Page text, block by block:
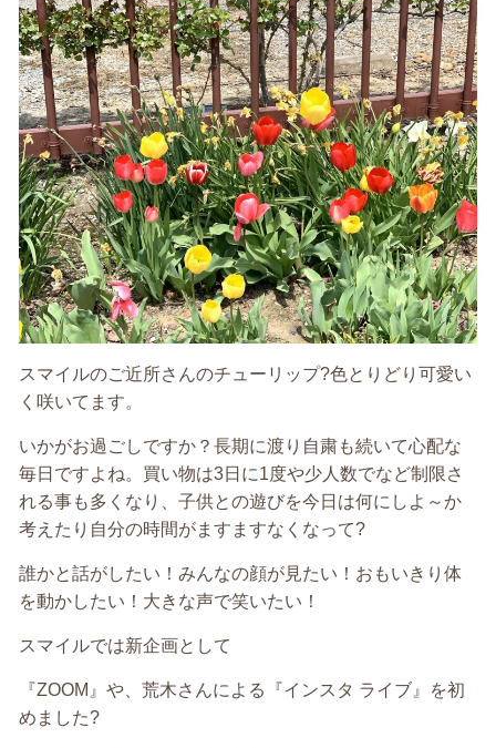
スマイルのご近所さんのチューリップ?色とりどり可愛い
く咲いてます。
いかがお過ごしですか？長期に渡り自粛も続いて心配な
毎日ですよね。買い物は3日に1度や少人数でなど制限さ
れる事も多くなり、子供との遊びを今日は何にしよ～か
考えたり自分の時間がますますなくなって?
誰かと話がしたい！みんなの顔が見たい！おもいきり体
を動かしたい！大きな声で笑いたい！
スマイルでは新企画として
『ZOOM』や、荒木さんによる『インスタ ライブ』を初
めました?